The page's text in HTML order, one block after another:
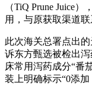
（TiQ Prune Juice
用，与原获取渠道联
此次海关总署点出
诉东方甄选被检出
床常用泻药成分“番
装上明确标示“0添